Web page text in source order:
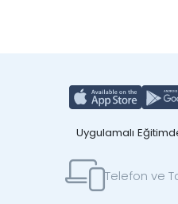
Uygulamalı
Telefon ve